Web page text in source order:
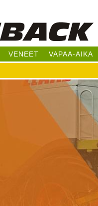
VENEET VAPAA-AIKA